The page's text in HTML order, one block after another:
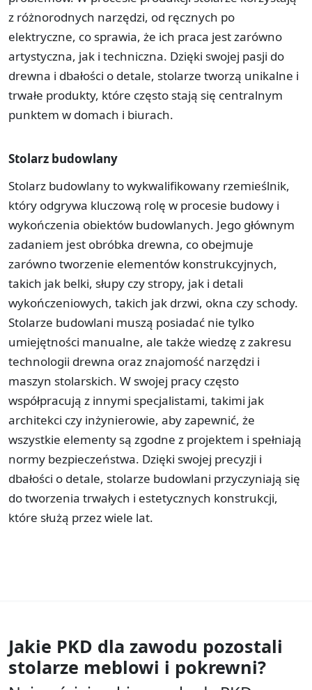
z różnorodnych narzędzi, od ręcznych po
elektryczne, co sprawia, że ich praca jest zarówno
artystyczna, jak i techniczna. Dzięki swojej pasji do
drewna i dbałości o detale, stolarze tworzą unikalne i
trwałe produkty, które często stają się centralnym
punktem w domach i biurach.
Stolarz budowlany
Stolarz budowlany to wykwalifikowany rzemieślnik,
który odgrywa kluczową rolę w procesie budowy i
wykończenia obiektów budowlanych. Jego głównym
zadaniem jest obróbka drewna, co obejmuje
zarówno tworzenie elementów konstrukcyjnych,
takich jak belki, słupy czy stropy, jak i detali
wykończeniowych, takich jak drzwi, okna czy schody.
Stolarze budowlani muszą posiadać nie tylko
umiejętności manualne, ale także wiedzę z zakresu
technologii drewna oraz znajomość narzędzi i
maszyn stolarskich. W swojej pracy często
współpracują z innymi specjalistami, takimi jak
architekci czy inżynierowie, aby zapewnić, że
wszystkie elementy są zgodne z projektem i spełniają
normy bezpieczeństwa. Dzięki swojej precyzji i
dbałości o detale, stolarze budowlani przyczyniają się
do tworzenia trwałych i estetycznych konstrukcji,
które służą przez wiele lat.
Jakie PKD dla zawodu pozostali
stolarze meblowi i pokrewni?